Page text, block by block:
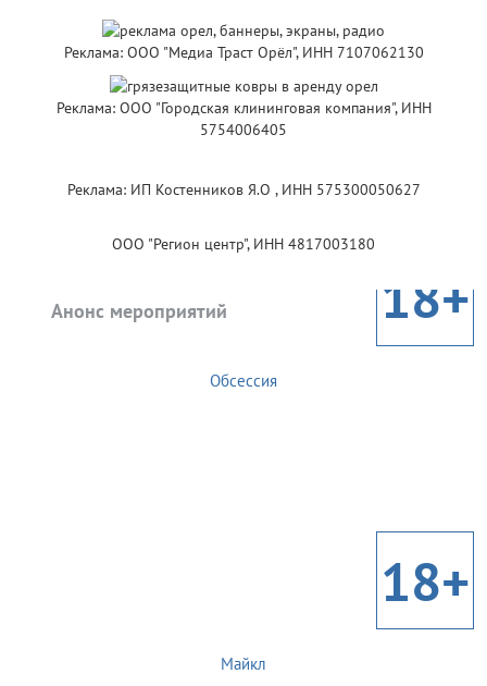
Реклама: ООО "Медиа Траст Орёл", ИНН 7107062130
Реклама: ООО "Городская клининговая компания", ИНН
5754006405
Реклама: ИП Костенников Я.О , ИНН 575300050627
ООО "Регион центр", ИНН 4817003180
Анонс мероприятий 18+
Обсессия
18+
Майкл